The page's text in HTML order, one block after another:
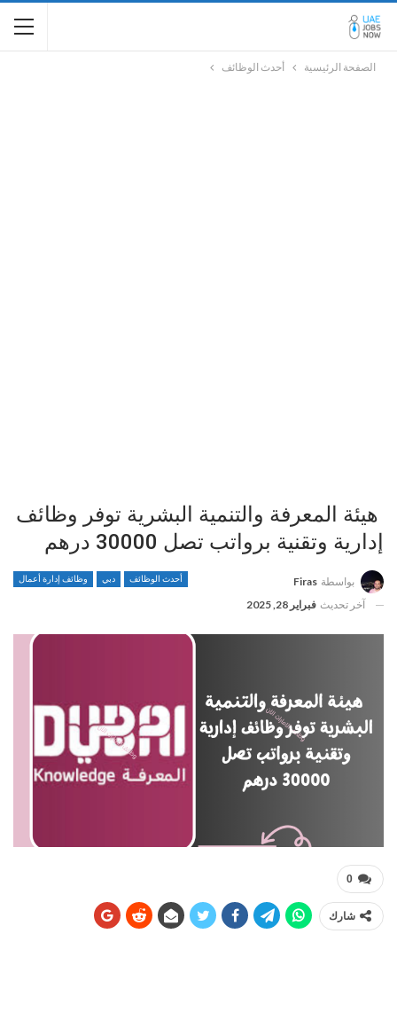
الصفحة الرئيسية أحدث الوظائف
هيئة المعرفة والتنمية البشرية توفر وظائف
إدارية وتقنية برواتب تصل 30000 درهم
أحدث الوظائف دبي وظائف إدارة أعمال بواسطة Firas
آخر تحديث فبراير 28, 2025
0
شارك